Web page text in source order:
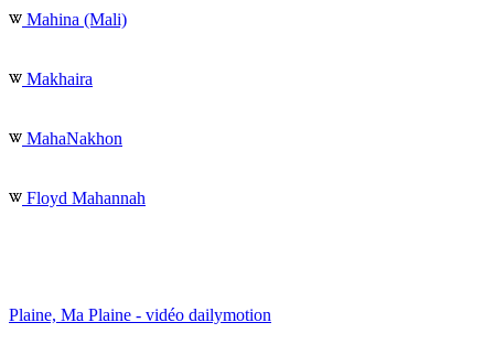
Mahina (Mali)
Makhaira
MahaNakhon
Floyd Mahannah
Plaine, Ma Plaine - vidéo dailymotion